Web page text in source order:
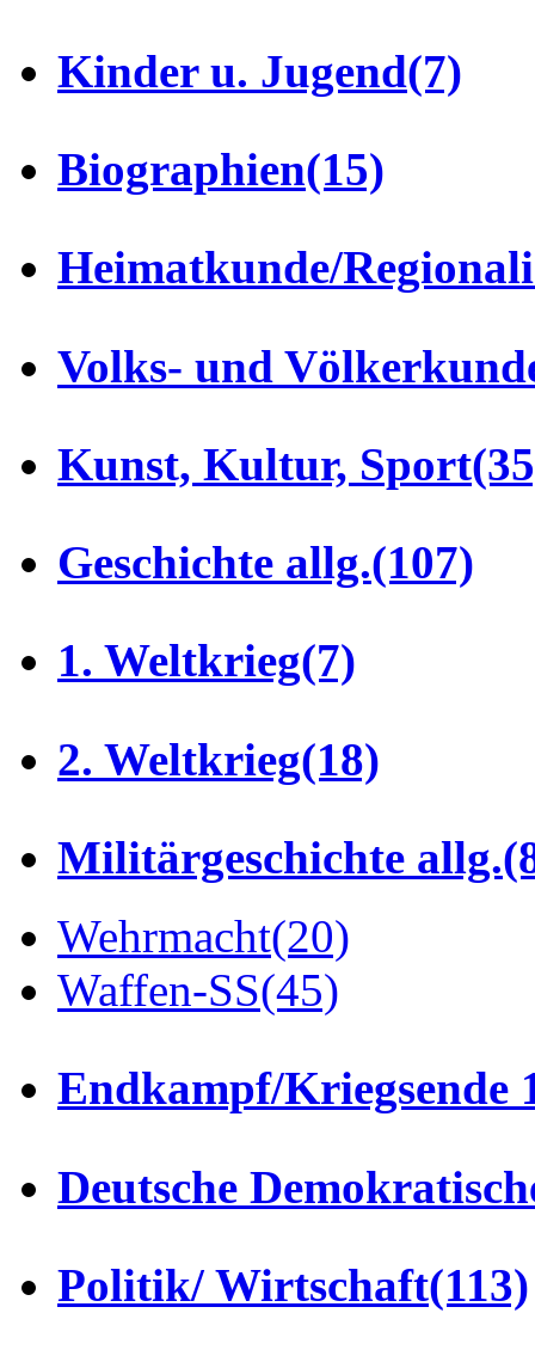
Kinder u. Jugend(7)
Biographien(15)
Heimatkunde/
Volks- und
Kunst, Kultur, Sport
Geschichte allg.(107)
1. Weltkrieg(7)
2. Weltkrieg(18)
Militärgeschichte allg.
Wehrmacht(20)
Waffen-SS(45)
Endkampf/Kriegsende
Deutsche
Politik/ Wirtschaft(113)